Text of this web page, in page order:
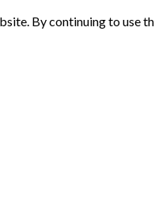
By continuing to use